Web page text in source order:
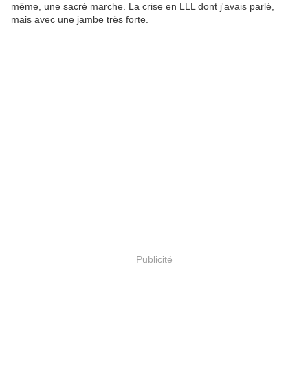
même, une sacré marche. La crise en LLL dont j'avais parlé,
mais avec une jambe très forte.
Publicité